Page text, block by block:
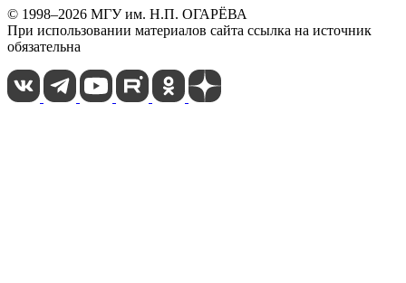
© 1998–2026 МГУ им. Н.П. ОГАРЁВА
При использовании материалов сайта ссылка на источник
обязательна